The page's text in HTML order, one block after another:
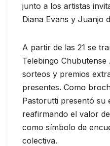
junto a los artistas
Diana Evans y Juanjo
A partir de las 21 se
Telebingo
sorteos y premios
presentes. Como
Pastorutti presentó su
reafirmando el valor
como símbolo de
colectiva.